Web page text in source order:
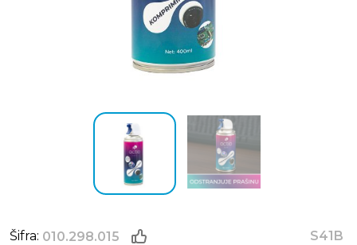
Šifra: 010.298.015
S41B